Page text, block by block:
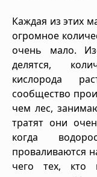
Каждая из этих
огромное
очень мало.
делятся,
кислорода
сообщество
чем лес,
тратят они
когда
проваливаются
чего тех, кто